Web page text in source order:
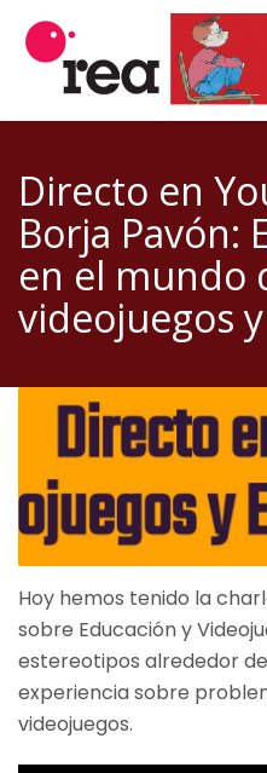
Directo en
Borja Pavón:
en el mundo
videojuegos
Hoy hemos tenido la
sobre Educación y
estereotipos alrededor
experiencia sobre
videojuegos.